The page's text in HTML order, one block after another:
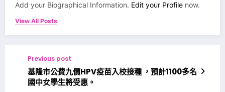
Add your Biographical Information. Edit your Profile now.
View All Posts
Previous post
基隆市公費九價HPV疫苗入校接種 ，預計1100多名
國中女學生將受惠。